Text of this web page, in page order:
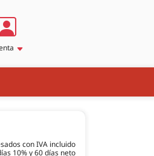
con IVA incluido
10% y 60 días neto